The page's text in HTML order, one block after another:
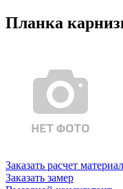
Планка
Заказать расчет
Заказать замер